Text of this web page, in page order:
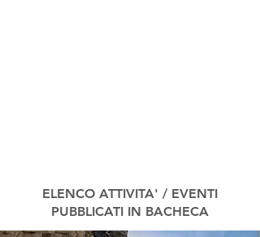
ELENCO ATTIVITA' / EVENTI
PUBBLICATI IN BACHECA